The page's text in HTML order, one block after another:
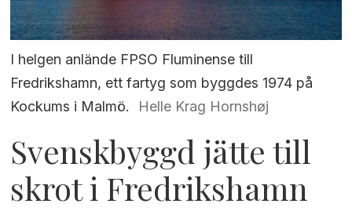
I helgen anlände FPSO Fluminense till
Fredrikshamn, ett fartyg som byggdes 1974 på
Kockums i Malmö.
Helle Krag Hornshøj
Svenskbyggd jätte till
skrot i Fredrikshamn